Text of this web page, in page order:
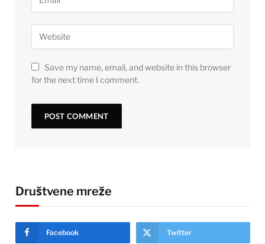
Save my name, email, and website in this browser
for the next time I comment.
Društvene mreže
Facebook Twitter